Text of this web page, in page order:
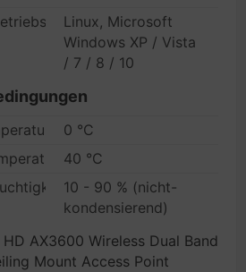
Linux, Microsoft
Windows XP / Vista
/ 7 / 8 / 10
0 °C
40 °C
im Betrieb
10 - 90 % (nicht-
kondensierend)
AX3600 Wireless Dual Band
Mount Access Point